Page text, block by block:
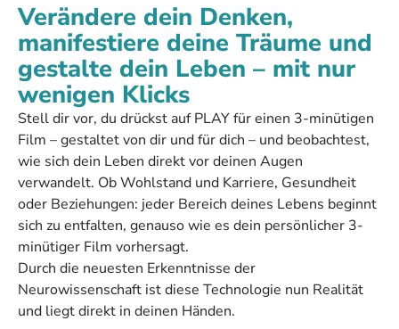
Verändere dein Denken,
manifestiere deine Träume und
gestalte dein Leben – mit nur
wenigen Klicks
Stell dir vor, du drückst auf PLAY für einen 3-minütigen
Film – gestaltet von dir und für dich – und beobachtest,
wie sich dein Leben direkt vor deinen Augen
verwandelt. Ob Wohlstand und Karriere, Gesundheit
oder Beziehungen: jeder Bereich deines Lebens beginnt
sich zu entfalten, genauso wie es dein persönlicher 3-
minütiger Film vorhersagt.
Durch die neuesten Erkenntnisse der
Neurowissenschaft ist diese Technologie nun Realität
und liegt direkt in deinen Händen.